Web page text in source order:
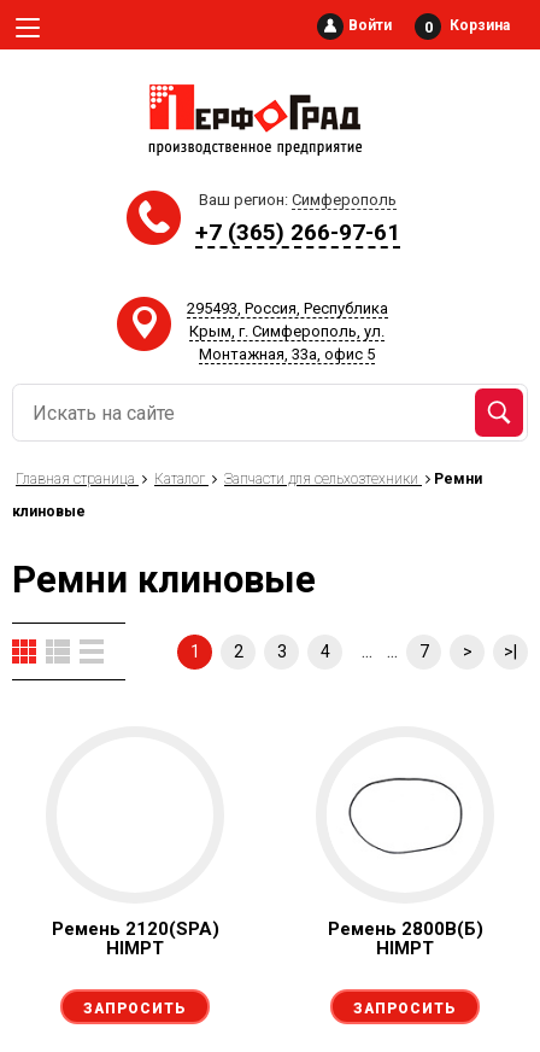
Войти 0 Корзина
Ваш регион: Симферополь
+7 (365) 266-97-61‬
295493, Россия, Республика
Крым, г. Симферополь, ул.
Монтажная, 33а, офис 5
Главная страница Каталог Запчасти для сельхозтехники
Ремни
клиновые
Ремни клиновые
1 2 3 4 ... ... 7 > >|
Ремень 2120(SPA)
HIMPT
ЗАПРОСИТЬ
Ремень 2800В(Б)
HIMPT
ЗАПРОСИТЬ